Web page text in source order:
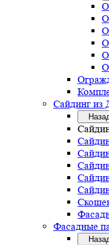
Сайдинг
Фасадные